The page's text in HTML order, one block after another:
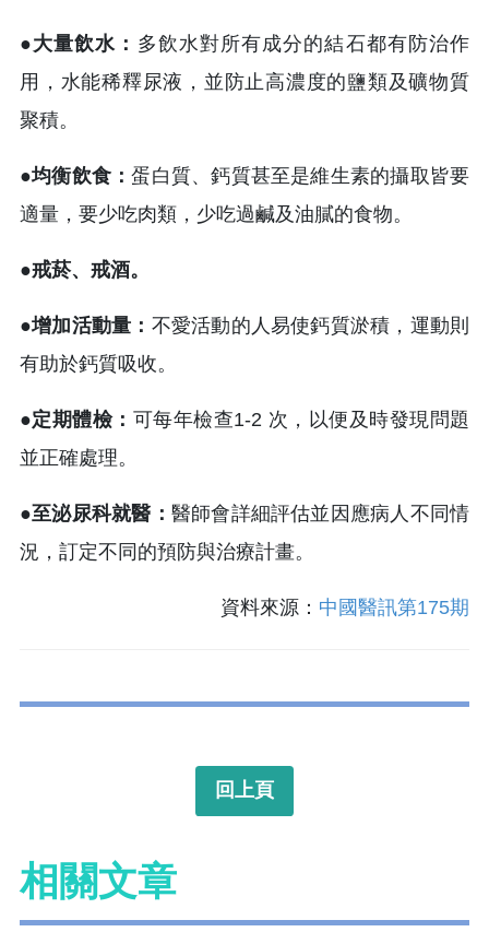
●大量飲水： 多飲水對所有成分的結石都有防治作
用，水能稀釋尿液，並防止高濃度的鹽類及礦物質
聚積。
●均衡飲食：蛋白質、鈣質甚至是維生素的攝取皆要
適量，要少吃肉類，少吃過鹹及油膩的食物。
●戒菸、戒酒。
●增加活動量： 不愛活動的人易使鈣質淤積，運動則
有助於鈣質吸收。
●定期體檢： 可每年檢查1-2 次，以便及時發現問題
並正確處理。
●至泌尿科就醫： 醫師會詳細評估並因應病人不同情
況，訂定不同的預防與治療計畫。
資料來源： 中國醫訊第175期
回上頁
相關文章